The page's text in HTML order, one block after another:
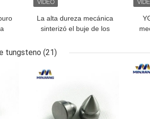
La alta dureza mecánica
sinterizó el buje de los
tungsteno del silicio
tungsteno (21)
MEJOR PRECIO